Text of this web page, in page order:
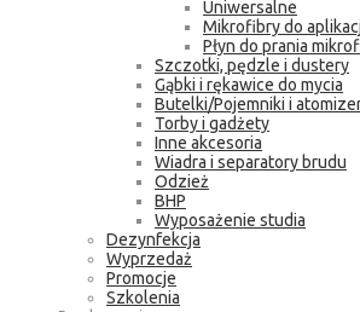
Uniwersalne
Mikrofibry do
Płyn do prania
Szczotki, pędzle i dustery
Gąbki i rękawice do mycia
Butelki/Pojemniki i
Torby i gadżety
Inne akcesoria
Wiadra i separatory brudu
Odzież
BHP
Wyposażenie studia
Dezynfekcja
Wyprzedaż
Promocje
Szkolenia